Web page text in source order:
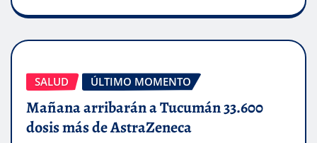
SALUD ÚLTIMO MOMENTO
Mañana arribarán a Tucumán 33.600
dosis más de AstraZeneca